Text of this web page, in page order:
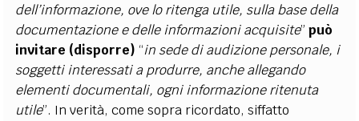
dell’informazione, ove lo ritenga utile, sulla base della
documentazione e delle informazioni acquisite” può
invitare (disporre) “in sede di audizione personale, i
soggetti interessati a produrre, anche allegando
elementi documentali, ogni informazione ritenuta
utile”. In verità, come sopra ricordato, siffatto